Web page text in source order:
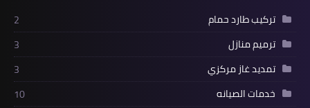
تركيب طارد حمام
ترميم منازل
تمديد غاز مركزي
خدمات الصيانه
10